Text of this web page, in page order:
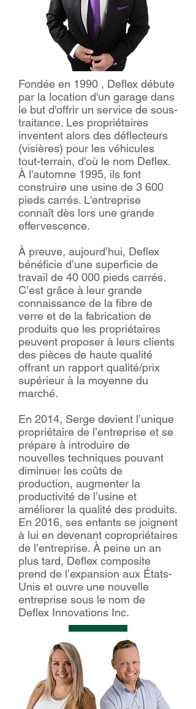
Fondée en 1990 , Deflex débute
par la location d'un garage dans
le but d'offrir un service de sous-
traitance. Les propriétaires
inventent alors des déflecteurs
(visières) pour les véhicules
tout-terrain, d'où le nom Deflex.
À l'automne 1995, ils font
construire une usine de 3 600
pieds carrés. L'entreprise
connaît dès lors une grande
effervescence.
À preuve, aujourd’hui, Deflex
bénéficie d’une superficie de
travail de 40 000 pieds carrés.
C’est grâce à leur grande
connaissance de la fibre de
verre et de la fabrication de
produits que les propriétaires
peuvent proposer à leurs clients
des pièces de haute qualité
offrant un rapport qualité/prix
supérieur à la moyenne du
marché.
En 2014, Serge devient l’unique
propriétaire de l’entreprise et se
prépare à introduire de
nouvelles techniques pouvant
diminuer les coûts de
production, augmenter la
productivité de l’usine et
améliorer la qualité des produits.
En 2016, ses enfants se joignent
à lui en devenant copropriétaires
de l’entreprise. À peine un an
plus tard, Deflex composite
prend de l’expansion aux États-
Unis et ouvre une nouvelle
entreprise sous le nom de
Deflex Innovations Inc.